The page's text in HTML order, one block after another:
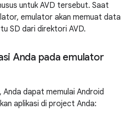
untuk AVD tersebut. Saat
emulator akan memuat data
SD dari direktori AVD.
Anda pada emulator
dapat memulai Android
aplikasi di project Anda: